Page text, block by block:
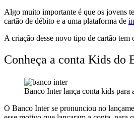
Algo muito importante é que os jovens
cartão de débito e a uma plataforma de
A criação desse novo tipo de cartão
Conheça a conta Kids do
Banco Inter lança conta kids para
O Banco Inter se pronunciou no